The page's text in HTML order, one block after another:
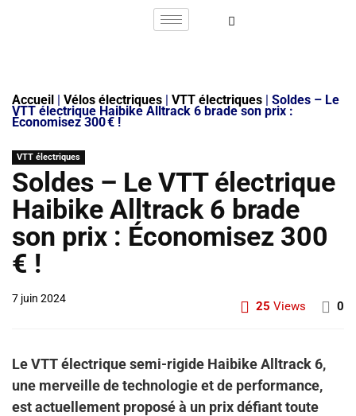
Accueil | Vélos électriques | VTT électriques | Soldes – Le
VTT électrique Haibike Alltrack 6 brade son prix :
Économisez 300 € !
VTT électriques
Soldes – Le VTT électrique
Haibike Alltrack 6 brade
son prix : Économisez 300
€ !
7 juin 2024
25 Views 0
Le VTT électrique semi-rigide Haibike Alltrack 6,
une merveille de technologie et de performance,
est actuellement proposé à un prix défiant toute